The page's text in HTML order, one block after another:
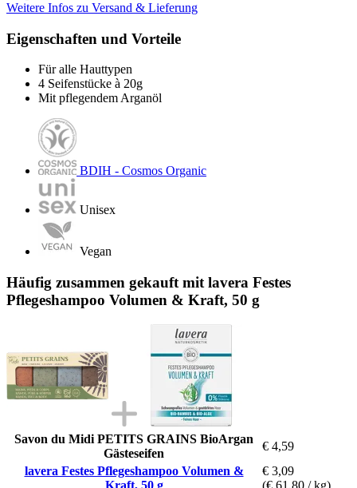
Weitere Infos zu Versand & Lieferung
Eigenschaften und Vorteile
Für alle Hauttypen
4 Seifenstücke à 20g
Mit pflegendem Arganöl
BDIH - Cosmos Organic
Unisex
Vegan
Häufig zusammen gekauft mit lavera Festes
Pflegeshampoo Volumen & Kraft, 50 g
Savon du Midi PETITS GRAINS BioArgan
Gästeseifen
€ 4,59
lavera Festes Pflegeshampoo Volumen &
Kraft, 50 g
€ 3,09
(€ 61,80 / kg)